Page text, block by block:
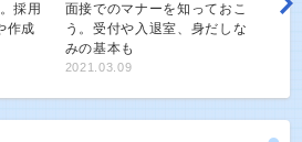
採用
作成
面接でのマナーを知っておこ
う。受付や入退室、身だしな
みの基本も
2021.03.09